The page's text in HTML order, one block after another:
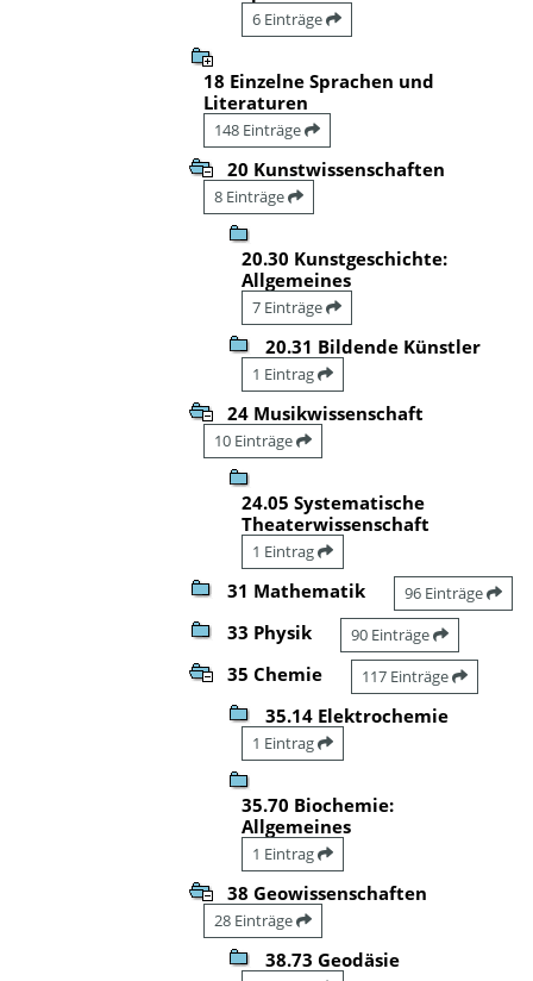
6 Einträge
18 Einzelne Sprachen und
Literaturen
148 Einträge
20 Kunstwissenschaften
8 Einträge
20.30 Kunstgeschichte:
Allgemeines
7 Einträge
20.31 Bildende Künstler
1 Eintrag
24 Musikwissenschaft
10 Einträge
24.05 Systematische
Theaterwissenschaft
1 Eintrag
31 Mathematik 96 Einträge
33 Physik 90 Einträge
35 Chemie 117 Einträge
35.14 Elektrochemie
1 Eintrag
35.70 Biochemie:
Allgemeines
1 Eintrag
38 Geowissenschaften
28 Einträge
38.73 Geodäsie